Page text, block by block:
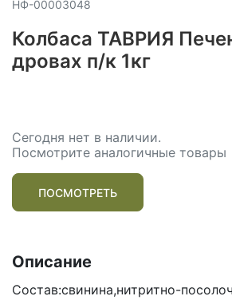
НФ-00003048
Колбаса ТАВРИЯ
дровах п/к 1кг
Сегодня нет в наличии.
Посмотрите аналогичные товары
ПОСМОТРЕТЬ
Описание
Состав:свинина,нитритно-